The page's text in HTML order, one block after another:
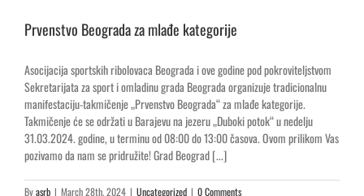
Prvenstvo Beograda za mlađe kategorije
Asocijacija sportskih ribolovaca Beograda i ove godine pod pokroviteljstvom
Sekretarijata za sport i omladinu grada Beograda organizuje tradicionalnu
manifestaciju-takmičenje „Prvenstvo Beograda“ za mlađe kategorije.
Takmičenje će se održati u Barajevu na jezeru „Duboki potok“ u nedelju
31.03.2024. godine, u terminu od 08:00 do 13:00 časova. Ovom prilikom Vas
pozivamo da nam se pridružite! Grad Beograd [...]
Byasrb | March 28th, 2024 | Uncategorized | 0 Comments